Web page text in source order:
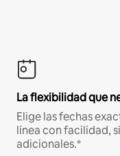
La flexibilidad que
Elige las fechas
línea con facilidad,
adicionales.*